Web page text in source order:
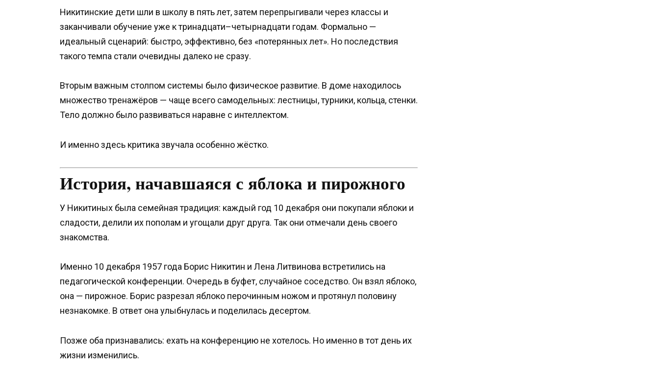
Никитинские дети шли в школу в пять лет, затем перепрыгивали через классы и
заканчивали обучение уже к тринадцати–четырнадцати годам. Формально —
идеальный сценарий: быстро, эффективно, без «потерянных лет». Но последствия
такого темпа стали очевидны далеко не сразу.
Вторым важным столпом системы было физическое развитие. В доме находилось
множество тренажёров — чаще всего самодельных: лестницы, турники, кольца, стенки.
Тело должно было развиваться наравне с интеллектом.
И именно здесь критика звучала особенно жёстко.
История, начавшаяся с яблока и пирожного
У Никитиных была семейная традиция: каждый год 10 декабря они покупали яблоки и
сладости, делили их пополам и угощали друг друга. Так они отмечали день своего
знакомства.
Именно 10 декабря 1957 года Борис Никитин и Лена Литвинова встретились на
педагогической конференции. Очередь в буфет, случайное соседство. Он взял яблоко,
она — пирожное. Борис разрезал яблоко перочинным ножом и протянул половину
незнакомке. В ответ она улыбнулась и поделилась десертом.
Позже оба признавались: ехать на конференцию не хотелось. Но именно в тот день их
жизни изменились.